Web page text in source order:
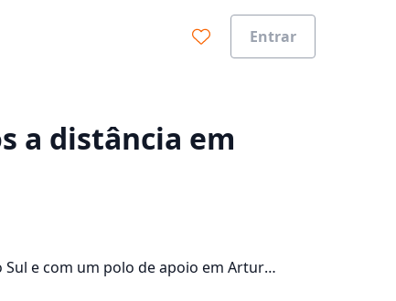
Entrar
a distância em
Sul e com um polo de apoio em Artur